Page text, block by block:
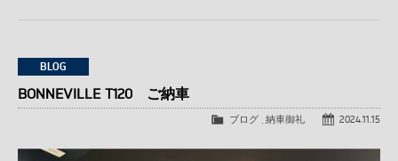
BLOG
BONNEVILLE T120 ご納車
2024.11.15
ブログ ,納車御礼